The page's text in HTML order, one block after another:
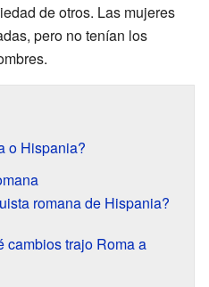
de otros. Las mujeres
pero no tenían los
o Hispania?
romana de Hispania?
cambios trajo Roma a